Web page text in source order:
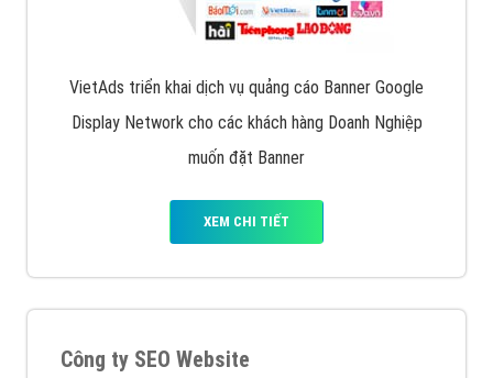
VietAds triển khai dịch vụ quảng cáo Banner Google
Display Network cho các khách hàng Doanh Nghiệp
muốn đặt Banner
XEM CHI TIẾT
Công ty SEO Website